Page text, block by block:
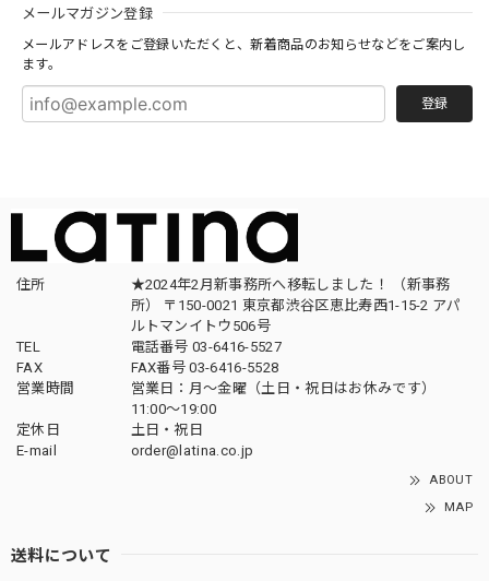
メールマガジン登録
メールアドレスをご登録いただくと、新着商品のお知らせなどをご案内し
ます。
登録
住所
★2024年2月新事務所へ移転しました！ （新事務
所） 〒150-0021 東京都渋谷区恵比寿西1-15-2 アパ
ルトマンイトウ506号
TEL
電話番号 03-6416-5527
FAX
FAX番号 03-6416-5528
営業時間
営業日：月〜金曜（土日・祝日はお休みです）
11:00〜19:00
定休日
土日・祝日
E-mail
order@latina.co.jp
ABOUT
MAP
送料について